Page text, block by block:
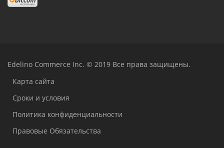
Edelino Commerce Inc. © 2019 Все права защищены.
Карта сайта
Сроки и условия
Политика конфиденциальности
Правовые Обязательства